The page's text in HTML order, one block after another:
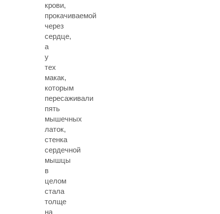
крови,
прокачиваемой
через
сердце,
а
у
тех
макак,
которым
пересаживали
пять
мышечных
латок,
стенка
сердечной
мышцы
в
целом
стала
толще
на